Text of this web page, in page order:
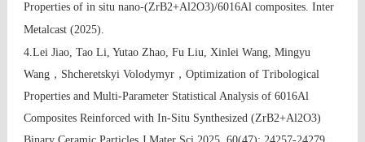
Properties of in situ nano-(ZrB2+Al2O3)/6016Al composites. Inter
Metalcast (2025).
4.Lei Jiao, Tao Li, Yutao Zhao, Fu Liu, Xinlei Wang, Mingyu
Wang， Shcheretskyi Volodymyr， Optimization of Tribological
Properties and Multi-Parameter Statistical Analysis of 6016Al
Composites Reinforced with In-Situ Synthesized (ZrB2+Al2O3)